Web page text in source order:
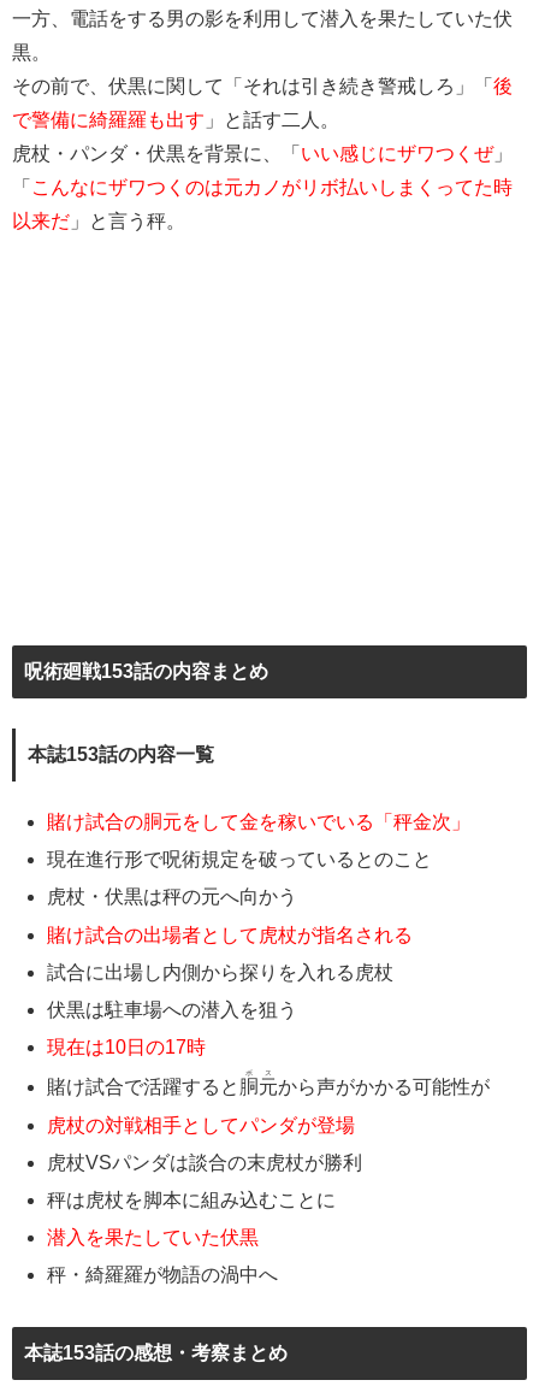
一方、電話をする男の影を利用して潜入を果たしていた伏
黒。
その前で、伏黒に関して「それは引き続き警戒しろ」「 後
で警備に綺羅羅も出す 」と話す二人。
虎杖・パンダ・伏黒を背景に、「 いい感じにザワつくぜ」
「 こんなにザワつくのは元カノがリボ払いしまくってた時
以来だ 」と言う秤。
呪術廻戦153話の内容まとめ
本誌153話の内容一覧
賭け試合の胴元をして金を稼いでいる「秤金次」
現在進行形で呪術規定を破っているとのこと
虎杖・伏黒は秤の元へ向かう
賭け試合の出場者として虎杖が指名される
試合に出場し内側から探りを入れる虎杖
伏黒は駐車場への潜入を狙う
現在は10日の17時
賭け試合で活躍すると 胴元
ボス
から声がかかる可能性が
虎杖の対戦相手としてパンダが登場
虎杖VSパンダは談合の末虎杖が勝利
秤は虎杖を脚本に組み込むことに
潜入を果たしていた伏黒
秤・綺羅羅が物語の渦中へ
本誌153話の感想・考察まとめ